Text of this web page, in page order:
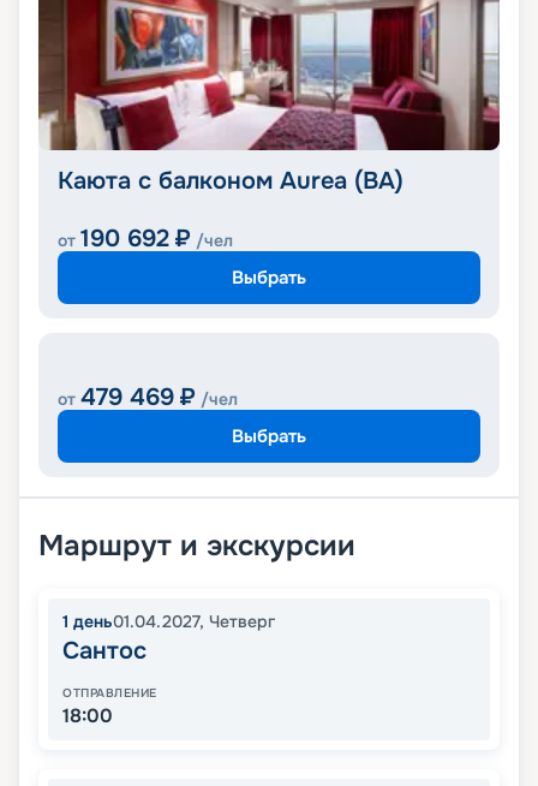
Каюта с балконом Aurea (BA)
от 190 692 ₽ /чел
Выбрать
от 479 469 ₽ /чел
Выбрать
Маршрут и экскурсии
1 день01.04.2027, Четверг
Сантос
ОТПРАВЛЕНИЕ
18:00